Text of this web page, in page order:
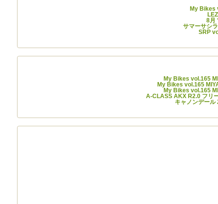
My Bikes
8月
サマーサシ
SRP
My Bikes vol.165
My Bikes vol.165
My Bikes vol.165
A-CLASS AKX R2.0 フリ
キャノンデール